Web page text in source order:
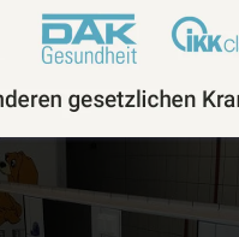
neben dem Stellplatz